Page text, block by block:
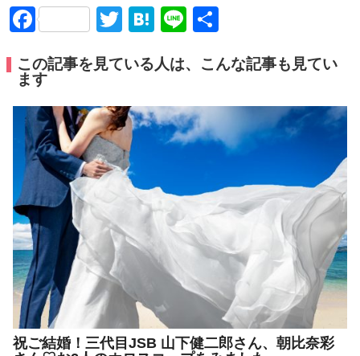
FacebookTwitter
Hatena
Line
この記事を見ている人は、こんな記事も見てい
ます
祝ご結婚！三代目JSB 山下健二郎さん、朝比奈彩